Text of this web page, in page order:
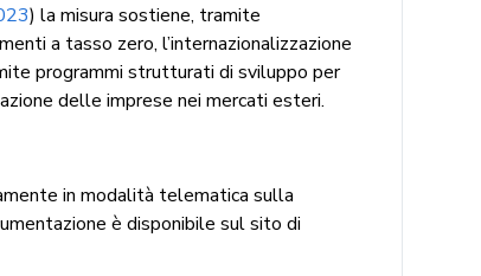
) la misura sostiene, tramite
a tasso zero, l’internazionalizzazione
programmi strutturati di sviluppo per
delle imprese nei mercati esteri.
in modalità telematica sulla
è disponibile sul sito di